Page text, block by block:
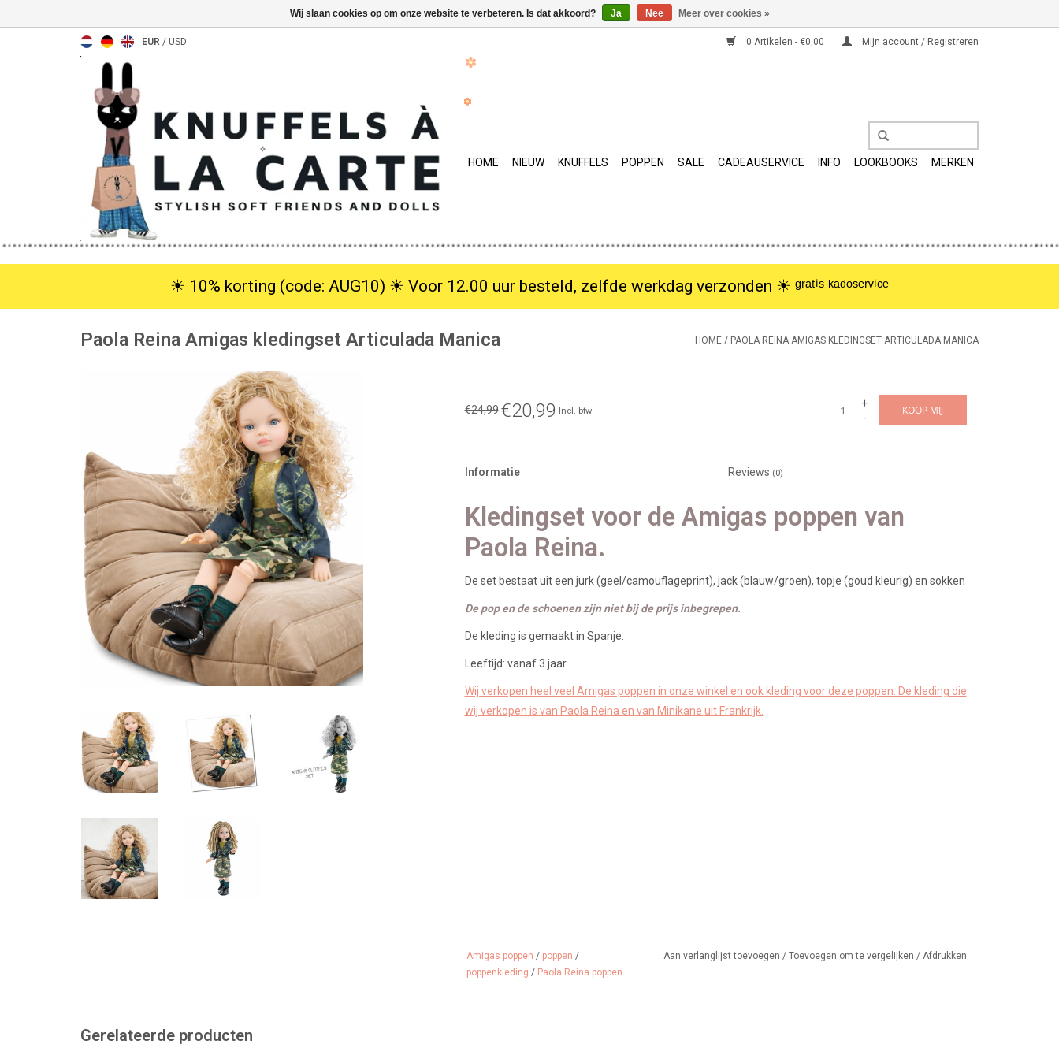
EUR / USD 0 Artikelen - €0,00 Mijn account / Registreren
HOME NIEUW KNUFFELS POPPEN SALE CADEAUSERVICE INFO LOOKBOOKS MERKEN
☀︎ 10% korting (code: AUG10) ☀︎ Voor 12.00 uur besteld, zelfde werkdag verzonden ☀︎ ᵍʳᵃᵗⁱˢ ᵏᵃᵈᵒˢᵉʳᵛⁱᶜᵉ
Paola Reina Amigas kledingset Articulada Manica HOME / PAOLA REINA AMIGAS KLEDINGSET ARTICULADA MANICA
€24,99 €20,99 Incl. btw
+
-
KOOP MIJ
Informatie Reviews (0)
Kledingset voor de Amigas poppen van
Paola Reina.
De set bestaat uit een jurk (geel/camouflageprint), jack (blauw/groen), topje (goud kleurig) en sokken
De pop en de schoenen zijn niet bij de prijs inbegrepen.
De kleding is gemaakt in Spanje.
Leeftijd: vanaf 3 jaar
Wij verkopen heel veel Amigas poppen in onze winkel en ook kleding voor deze poppen. De kleding die
wij verkopen is van Paola Reina en van Minikane uit Frankrijk.
Amigas poppen / poppen /
poppenkleding / Paola Reina poppen
Aan verlanglijst toevoegen / Toevoegen om te vergelijken / Afdrukken
Gerelateerde producten
Wij slaan cookies op om onze website te verbeteren. Is dat akkoord? Ja Nee Meer over cookies »